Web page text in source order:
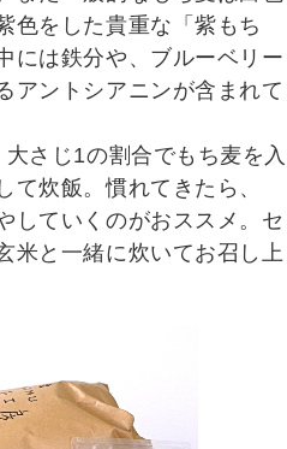
色をした貴重な「紫もち
には鉄分や、ブルーベリー
アントシアニンが含まれて
さじ1の割合でもち麦を入
て炊飯。慣れてきたら、
していくのがおススメ。セ
米と一緒に炊いてお召し上